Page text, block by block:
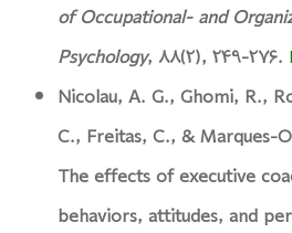
of Occupational- and
Psychology, 88(2), 249–276.
Nicolau, A. G., Ghomi, R.,
C., Freitas, C., & Marques-
The effects of executive
behaviors, attitudes, and